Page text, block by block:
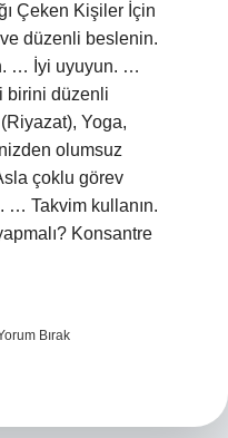
Çeken Kişiler İçin
düzenli beslenin.
… İyi uyuyun. …
birini düzenli
Yoga,
olumsuz
çoklu görev
… Takvim kullanın.
Konsantre
Bırak